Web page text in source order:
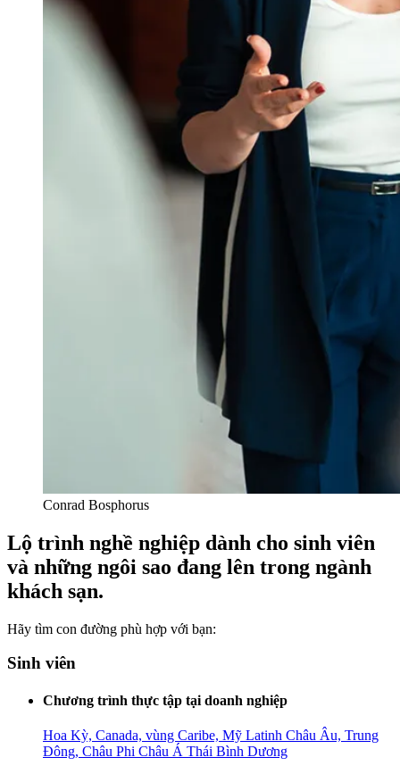
Conrad Bosphorus
Lộ trình nghề nghiệp dành cho sinh viên
và những ngôi sao đang lên trong ngành
khách sạn.
Hãy tìm con đường phù hợp với bạn:
Sinh viên
Chương trình thực tập tại doanh nghiệp
Hoa Kỳ, Canada, vùng Caribe, Mỹ Latinh Châu Âu, Trung
Đông, Châu Phi Châu Á Thái Bình Dương